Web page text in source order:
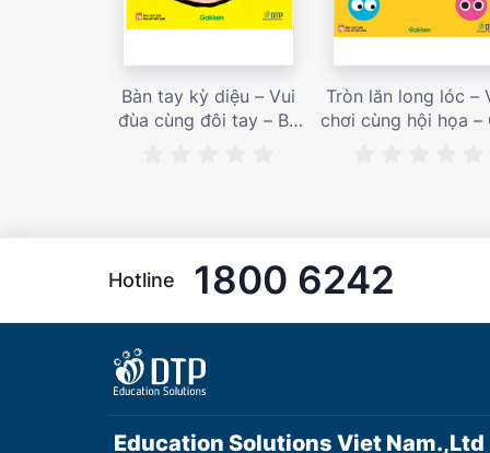
Bàn tay kỳ diệu – Vui
đùa cùng đôi tay – Bé
Tròn lăn long lóc –
chơi cùng hội họa –
Hotline 1800 6242
Education Solutions Viet Nam.,Ltd